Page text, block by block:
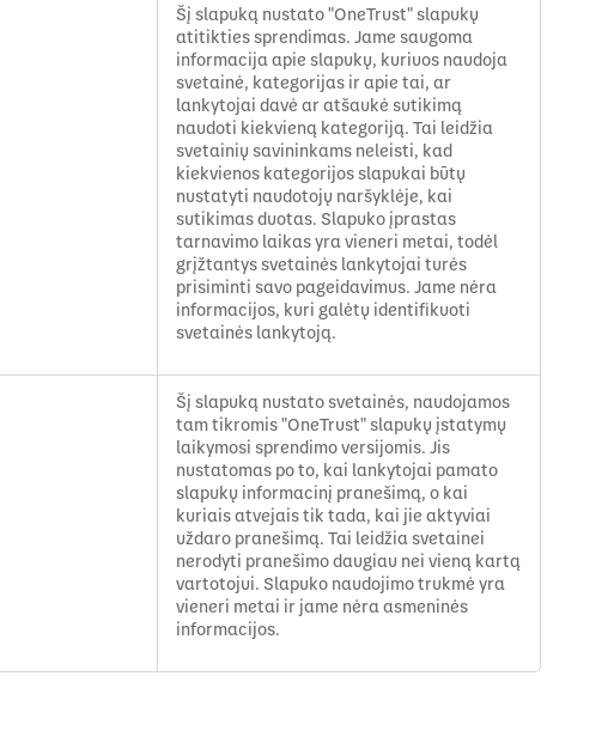
Šį slapuką nustato "OneTrust" slapukų
atitikties sprendimas. Jame saugoma
informacija apie slapukų, kuriuos naudoja
svetainė, kategorijas ir apie tai, ar
lankytojai davė ar atšaukė sutikimą
naudoti kiekvieną kategoriją. Tai leidžia
svetainių savininkams neleisti, kad
kiekvienos kategorijos slapukai būtų
nustatyti naudotojų naršyklėje, kai
sutikimas duotas. Slapuko įprastas
tarnavimo laikas yra vieneri metai, todėl
grįžtantys svetainės lankytojai turės
prisiminti savo pageidavimus. Jame nėra
informacijos, kuri galėtų identifikuoti
svetainės lankytoją.
Šį slapuką nustato svetainės, naudojamos
tam tikromis "OneTrust" slapukų įstatymų
laikymosi sprendimo versijomis. Jis
nustatomas po to, kai lankytojai pamato
slapukų informacinį pranešimą, o kai
kuriais atvejais tik tada, kai jie aktyviai
uždaro pranešimą. Tai leidžia svetainei
nerodyti pranešimo daugiau nei vieną kartą
vartotojui. Slapuko naudojimo trukmė yra
vieneri metai ir jame nėra asmeninės
informacijos.